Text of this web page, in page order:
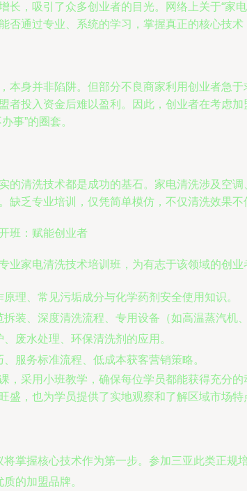
长，吸引了众多创业者的目光。网络上关于“
否通过专业、系统的学习，掌握真正的核心技术
本身并非陷阱。但部分不良商家利用创业者急
者投入资金后难以盈利。因此，创业者在考虑
事”的圈套。
的清洗技术都是成功的基石。家电清洗涉及空
缺乏专业培训，仅凭简单模仿，不仅清洗效果
班：赋能创业者
业家电清洗技术培训班，为有志于该领域的创
原理、常见污垢成分与化学药剂安全使用知识。
拆装、深度清洗流程、专用设备（如高温蒸汽机
、废水处理、环保清洗剂的应用。
、服务标准流程、低成本获客营销策略。
，采用小班教学，确保每位学员都能获得充分
盛，也为学员提供了实地观察和了解区域市场特
将掌握核心技术作为第一步。参加三亚此类正
的加盟品牌。